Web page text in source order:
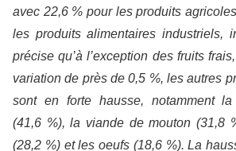
avec 22,6 % pour les produits
les produits alimentaires industriels,
précise qu’à l’exception des fruits
variation de près de 0,5 %, les autres
sont en forte hausse, notamment
(41,6 %), la viande de mouton (31,8
(28,2 %) et les oeufs (18,6 %). La